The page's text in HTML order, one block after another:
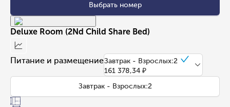
Выбрать номер
Deluxe Room (2Nd Child Share Bed)
Питание и размещениеЗавтрак - Взрослых:2
161 378,34 ₽
Завтрак - Взрослых:2